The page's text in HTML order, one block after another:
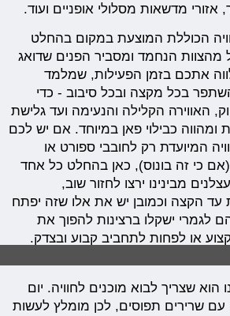
מדשאות מסלולי אופניים ועוד.
הכוללת המוצעת במקום בהחלט
הנחמד ומסביר הפנים שדואג
אתכם בזמן הפעילות, שמלמד
בכל מקצה ובכל סיבוב - כדי
האווירה הקלילה והנעימה ועד גלישת
כבילוי פאן במיוחד. אם יש לכם
המיועדת רק לחובבי ספורט או
(אם כי זה בונוס), כאן בהחלט כל אחד
מבינינו ירצו לחזור שוב,
עד הקצה וכמובן יש את אלו שזה יפתח
לגמרי ישקלו ברצינות להפוך את
או לפחות לתחביב קבוע ובצדק.
הוא שצריך לבוא מוכנים לחוויה. יום
עם שרירים תפוסים, לכן מומלץ לעשות